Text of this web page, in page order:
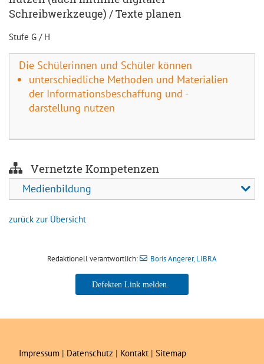
Schreibwerkzeuge) / Texte planen
Stufe G / H
Die Schülerinnen und Schüler können
unterschiedliche Methoden und Materialien
der Informationsbeschaffung und -
darstellung nutzen
Vernetzte Kompetenzen
Medienbildung
zurück zur Übersicht
Redaktionell verantwortlich: Boris Angerer, LIBRA
Boris Angerer, LIBRA
Impressum | Datenschutz | Kontakt | Sitemap